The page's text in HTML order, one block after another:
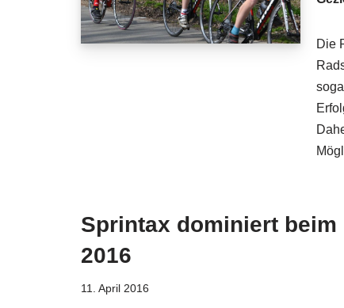
Die
Sprintax dominiert beim
2016
11. April 2016